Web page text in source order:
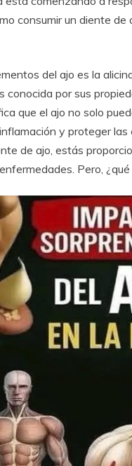
consumir un diente
del ajo es la
conocida por sus
que el ajo no solo
y proteger
de ajo, estás
Pero,